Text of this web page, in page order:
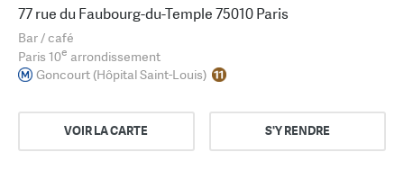
77 rue du Faubourg-du-Temple 75010 Paris
Bar / café
Paris 10e arrondissement
Goncourt (Hôpital Saint-Louis)
VOIR LA CARTE S'Y RENDRE